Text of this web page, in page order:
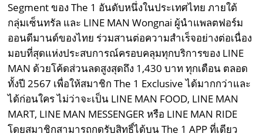
Segment ของ The 1 อันดับหนึ่งในประเทศไทย ภายใต้
กลุ่มเซ็นทรัล และ LINE MAN Wongnai ผู้นำแพลตฟอร์ม
ออนดีมานด์ของไทย ร่วมสานต่อความสำเร็จอย่างต่อเนื่อง
มอบที่สุดแห่งประสบการณ์ครอบคลุมทุกบริการของ LINE
MAN ด้วยโค้ดส่วนลดสูงสุดถึง 1,430 บาท ทุกเดือน ตลอด
ทั้งปี 2567 เพื่อให้สมาชิก The 1 Exclusive ได้มากกว่าและ
ได้ก่อนใคร ไม่ว่าจะเป็น LINE MAN FOOD, LINE MAN
MART, LINE MAN MESSENGER หรือ LINE MAN RIDE
โดยสมาชิกสามารถกดรับสิทธิ์ได้บน The 1 APP ที่เดียว